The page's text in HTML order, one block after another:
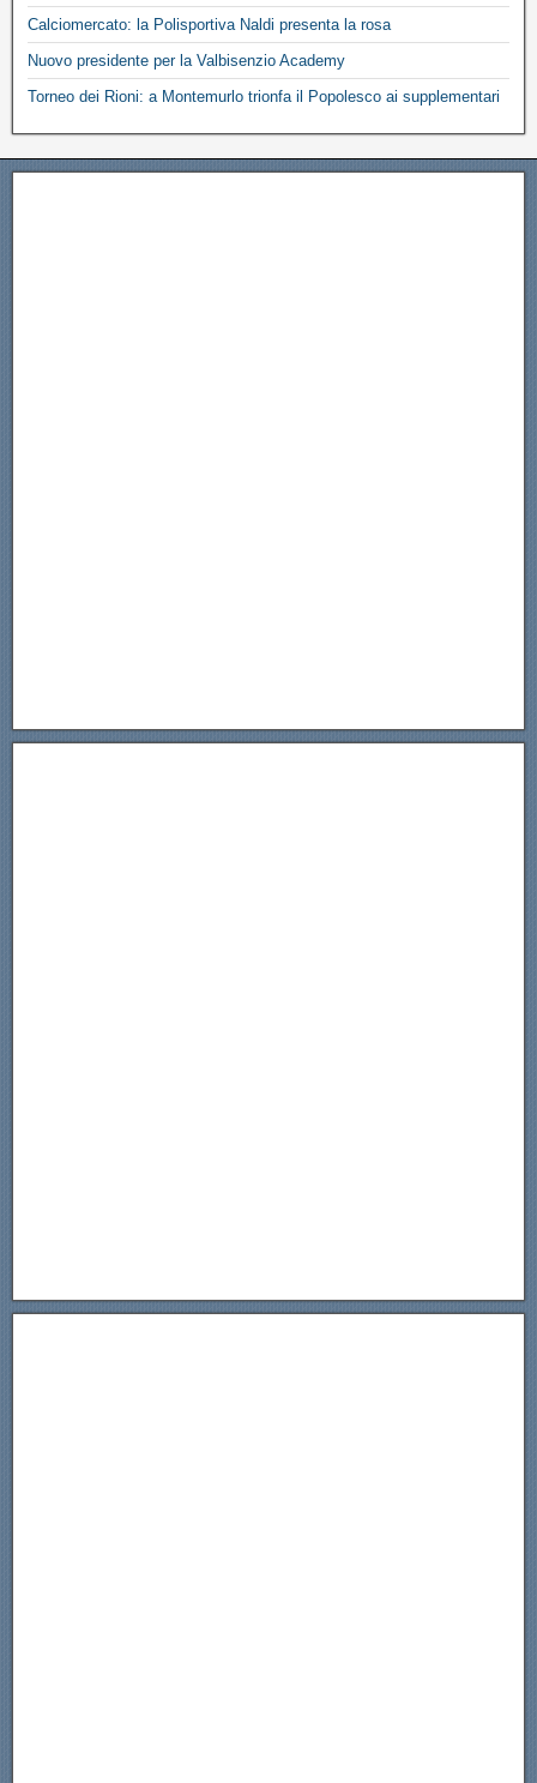
Calciomercato: la Polisportiva Naldi presenta la rosa
Nuovo presidente per la Valbisenzio Academy
Torneo dei Rioni: a Montemurlo trionfa il Popolesco ai supplementari